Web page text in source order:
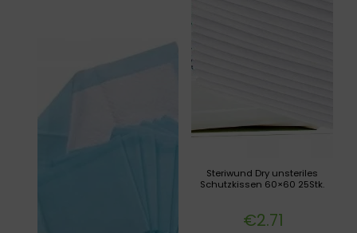
Steriwund Dry unsteriles
Schutzkissen 60×60 25Stk.
€2.71